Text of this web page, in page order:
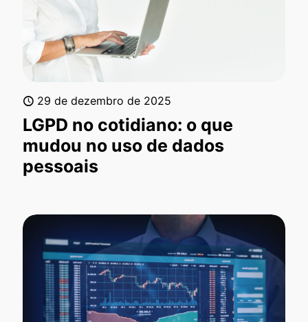
29 de dezembro de 2025
LGPD no cotidiano: o que
mudou no uso de dados
pessoais